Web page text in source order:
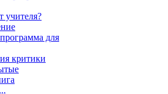
учителя?
для
критики